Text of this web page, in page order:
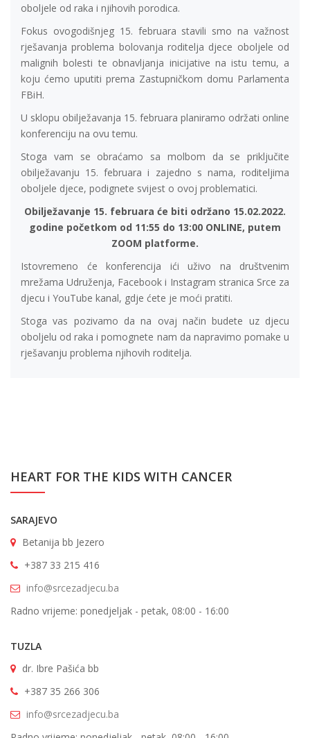
oboljele od raka i njihovih porodica.
Fokus ovogodišnjeg 15. februara stavili smo na važnost
rješavanja problema bolovanja roditelja djece oboljele od
malignih bolesti te obnavljanja inicijative na istu temu, a
koju ćemo uputiti prema Zastupničkom domu Parlamenta
FBiH.
U sklopu obilježavanja 15. februara planiramo održati online
konferenciju na ovu temu.
Stoga vam se obraćamo sa molbom da se priključite
obilježavanju 15. februara i zajedno s nama, roditeljima
oboljele djece, podignete svijest o ovoj problematici.
Obilježavanje 15. februara će biti održano 15.02.2022.
godine početkom od 11:55 do 13:00 ONLINE, putem
ZOOM platforme.
Istovremeno će konferencija ići uživo na društvenim
mrežama Udruženja, Facebook i Instagram stranica Srce za
djecu i YouTube kanal, gdje ćete je moći pratiti.
Stoga vas pozivamo da na ovaj način budete uz djecu
oboljelu od raka i pomognete nam da napravimo pomake u
rješavanju problema njihovih roditelja.
HEART FOR THE KIDS WITH CANCER
SARAJEVO
Betanija bb Jezero
+387 33 215 416
info@srcezadjecu.ba
Radno vrijeme: ponedjeljak - petak, 08:00 - 16:00
TUZLA
dr. Ibre Pašića bb
+387 35 266 306
info@srcezadjecu.ba